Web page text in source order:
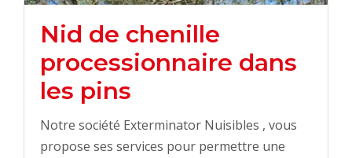
Nid de chenille
processionnaire dans
les pins
Notre société Exterminator Nuisibles , vous
propose ses services pour permettre une